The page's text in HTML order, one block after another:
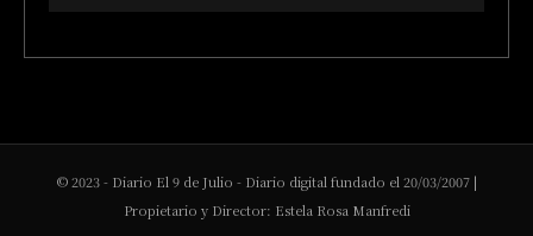
© 2023 - Diario El 9 de Julio - Diario digital fundado el 20/03/2007 |
Propietario y Director: Estela Rosa Manfredi